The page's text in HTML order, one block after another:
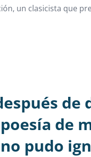
un clasicista que
de
pudo